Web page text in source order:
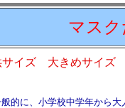
マス
イズ 大きめサイズ
的に、小学校中学年から